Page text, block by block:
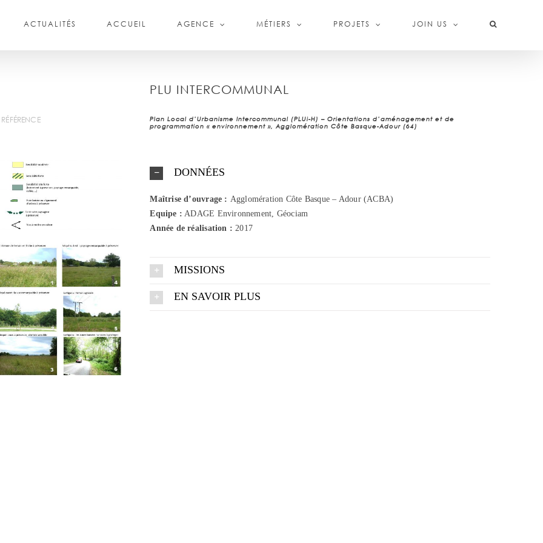
ACTUALITÉS ACCUEIL AGENCE MÉTIERS PROJETS JOIN US
PLU INTERCOMMUNAL
Plan Local d’Urbanisme Intercommunal (PLUi-H) – Orientations d’aménagement et de
programmation « environnement », Agglomération Côte Basque-Adour (64)
DONNÉES
Maîtrise d’ouvrage : Agglomération Côte Basque – Adour (ACBA)
Equipe : ADAGE Environnement, Géociam
Année de réalisation : 2017
MISSIONS
EN SAVOIR PLUS